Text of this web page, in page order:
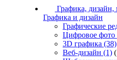
Графика, дизайн,
Графика и дизайн
Графические
Цифровое фото
3D графика (38)
Веб-дизайн (1)